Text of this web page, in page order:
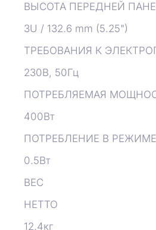
ВЫСОТА ПЕРЕДНЕЙ
3U / 132.6 mm (5.25")
ТРЕБОВАНИЯ К
230В, 50Гц
ПОТРЕБЛЯЕМАЯ
400Вт
ПОТРЕБЛЕНИЕ В РЕЖИМЕ
0.5Вт
ВЕС
НЕТТО
12.4кг